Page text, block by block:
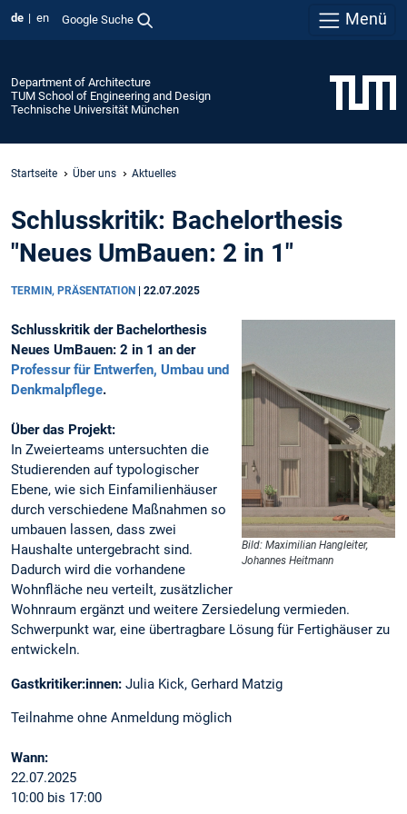
de en Google Suche Menü
Department of Architecture
TUM School of Engineering and Design
Technische Universität München
Startseite Über uns Aktuelles
Schlusskritik: Bachelorthesis
"Neues UmBauen: 2 in 1"
TERMIN, PRÄSENTATION 22.07.2025
Bild: Maximilian Hangleiter,
Johannes Heitmann
Schlusskritik der Bachelorthesis
Neues UmBauen: 2 in 1 an der
Professur für Entwerfen, Umbau und
Denkmalpflege.
Über das Projekt:
In Zweierteams untersuchten die
Studierenden auf typologischer
Ebene, wie sich Einfamilienhäuser
durch verschiedene Maßnahmen so
umbauen lassen, dass zwei
Haushalte untergebracht sind.
Dadurch wird die vorhandene
Wohnfläche neu verteilt, zusätzlicher
Wohnraum ergänzt und weitere Zersiedelung vermieden.
Schwerpunkt war, eine übertragbare Lösung für Fertighäuser zu
entwickeln.
Gastkritiker:innen: Julia Kick, Gerhard Matzig
Teilnahme ohne Anmeldung möglich
Wann:
22.07.2025
10:00 bis 17:00